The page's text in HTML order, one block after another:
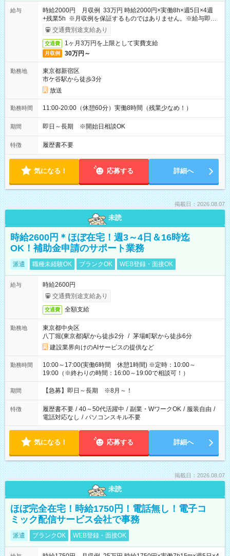
給与
時給2000円 月収例 33万円 時給2000円×実働8h×週5日×4週
+残業5h ※月収例を保証するものではありません。※給与即受
取りサービス利用可（利用条件有）
交通費別途支給あり
交通費 1ヶ月3万円を上限として実費支給
月収例 30万円～
勤務地
東京都新宿区
市ケ谷駅から徒歩3分
放送
勤務時間 11:00-20:00（休憩60分）実働8時間（残業少なめ！）
期間 即日～長期 ※開始日相談OK
特徴 履歴書不要
気になる！ 応募する 詳細へ
掲載日：2026.08.07
未読
時給2600円＊ほぼ在宅！週3～4日＆16時迄
OK！補助金申請のサポート業務
派遣 職種未経験OK ブランクOK WEB登録・面接OK
給与
時給2600円
交通費別途支給あり
交通費 全額支給
勤務地
東京都中央区
八丁堀(東京都)駅から徒歩2分 / 茅場町駅から徒歩6分
建設業界向けのAIサービスの提供など
勤務時間
10:00～17:00(実働6時間 休憩1時間) ※定時：10:00～
19:00（※終わりの時間：16:00～19:00で相談可！）
期間 【急募】即日～長期 ※8月～！
特徴 履歴書不要 / 40～50代活躍中 / 副業・WワークOK / 服装自由 /
電話対応なし / パソコンスキル不要
気になる！ 応募する 詳細へ
掲載日：2026.08.07
未読
ほぼ完全在宅！時給1750円！電話無し！電子コ
ミック配信サービス会社で事務
派遣 ブランクOK WEB登録・面接OK